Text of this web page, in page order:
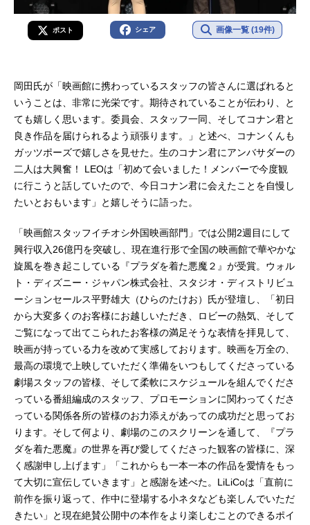
ポスト シェア 画像一覧 (19件)
岡田氏が「映画館に携わっているスタッフの皆さんに選ばれると
いうことは、非常に光栄です。期待されていることが伝わり、と
ても嬉しく思います。委員会、スタッフ一同、そしてコナン君と
良き作品を届けられるよう頑張ります。」と述べ、コナンくんも
ガッツポーズで嬉しさを見せた。生のコナン君にアンバサダーの
二人は大興奮！ LEOは「初めて会いました！メンバーで今度観
に行こうと話していたので、今日コナン君に会えたことを自慢し
たいとおもいます」と嬉しそうに語った。
「映画館スタッフイチオシ外国映画部門」では公開2週目にして
興行収入26億円を突破し、現在進行形で全国の映画館で華やかな
旋風を巻き起こしている『プラダを着た悪魔２』が受賞。ウォル
ト・ディズニー・ジャパン株式会社、スタジオ・ディストリビュ
ーションセールス平野雄大（ひらのたけお）氏が登壇し、「初日
から大変多くのお客様にお越しいただき、ロビーの熱気、そして
ご覧になって出てこられたお客様の満足そうな表情を拝見して、
映画が持っている力を改めて実感しております。映画を万全の、
最高の環境で上映していただく準備をいつもしてくださっている
劇場スタッフの皆様、そして柔軟にスケジュールを組んでくださ
っている番組編成のスタッフ、プロモーションに関わってくださ
っている関係各所の皆様のお力添えがあっての成功だと思ってお
ります。そして何より、劇場のこのスクリーンを通して、『プラ
ダを着た悪魔』の世界を再び愛してくださった観客の皆様に、深
く感謝申し上げます」「これからも一本一本の作品を愛情をもっ
て大切に宣伝していきます」と感謝を述べた。LiLiCoは「直前に
前作を振り返って、作中に登場する小ネタなども楽しんでいただ
きたい」と現在絶賛公開中の本作をより楽しむことのできるポイ